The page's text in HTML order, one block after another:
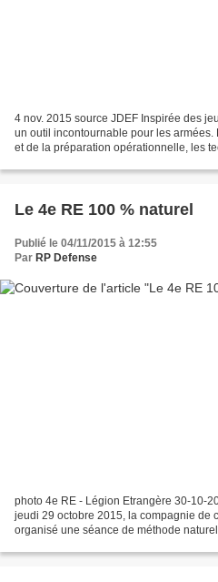
4 nov. 2015 source JDEF Inspirée des
un outil incontournable pour les armées.
et de la préparation opérationnelle, les
Le 4e RE 100 % naturel
Publié le 04/11/2015 à 12:55
Par RP Defense
photo 4e RE - Légion Etrangère 30-10-2015 par 4e RE Réf : 536 | 321 Le
jeudi 29 octobre 2015, la compagnie de
organisé une séance de méthode